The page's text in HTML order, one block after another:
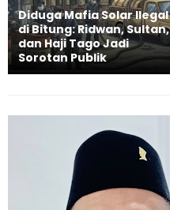
Diduga Mafia Solar Ilegal
di Bitung: Ridwan, Sultan,
dan Haji Tago Jadi
Sorotan Publik